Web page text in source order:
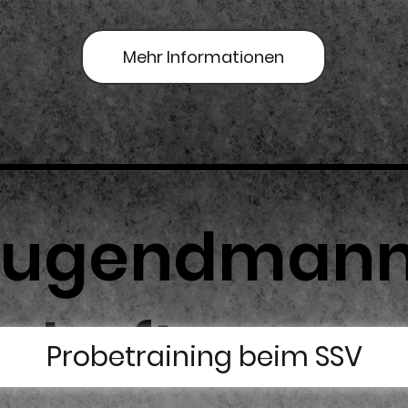
Mehr Informationen
Probetraining beim SSV